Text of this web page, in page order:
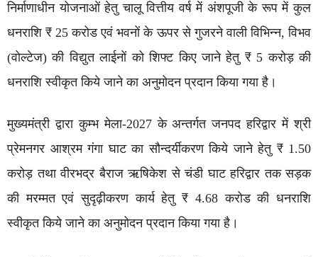
निर्माणाधीन योजनाओं हेतु चालू वित्तीय वर्ष में अंशपूजी के रूप में कुल
धनराशि ₹ 25 करोड एवं भवनों के ऊपर से गुजरने वाली विभिन्न, विभव
(वोल्टेज) की विद्युत लाईनों को शिफ्ट किए जाने हेतु ₹ 5 करोड़ की
धनराशि स्वीकृत किये जाने का अनुमोदन प्रदान किया गया है।
मुख्यमंत्री द्वारा कुम्भ मेला-2027 के अन्तर्गत जनपद हरिद्वार में श्री
प्रेमनगर आश्रम गंगा घाट का सौन्दर्यीकरण किये जाने हेतु ₹ 1.50
करोड़ तथा वीरभद्र बैराज ऋषिकेश से चंडी घाट हरिद्वार तक सड़क
की मरम्मत एवं सुदृढ़ीकरण कार्य हेतु ₹ 4.68 करोड की धनराशि
स्वीकृत किये जाने का अनुमोदन प्रदान किया गया है।